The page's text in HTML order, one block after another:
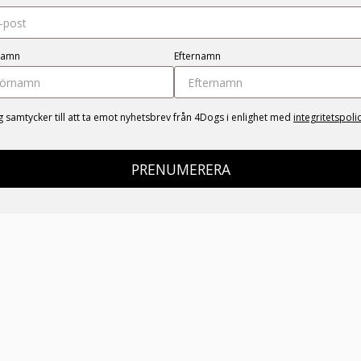
Efternamn
samtycker till att ta emot nyhetsbrev från 4Dogs i enlighet med
PRENUMERERA